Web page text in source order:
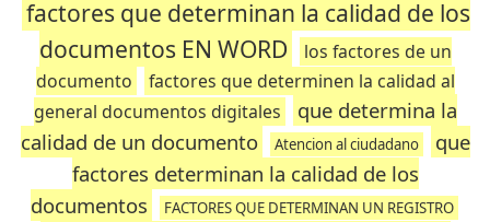
factores que determinan la calidad de los
documentos EN WORD
los factores de un
documento
factores que determinen la calidad al
general documentos digitales
que determina la
calidad de un documento
Atencion al ciudadano
que
factores determinan la calidad de los
documentos
FACTORES QUE DETERMINAN UN REGISTRO